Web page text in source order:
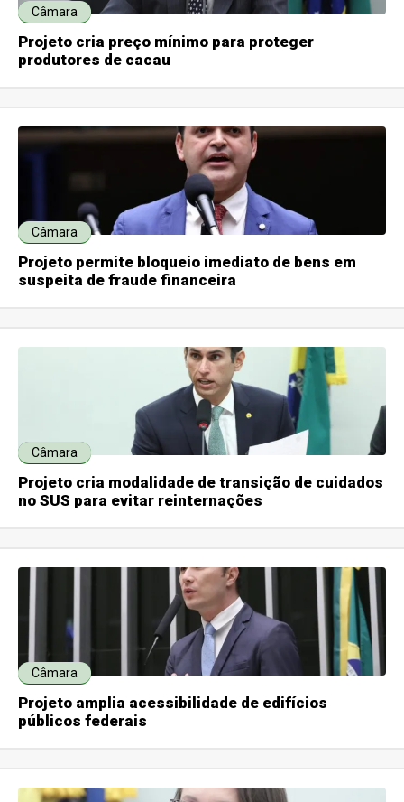
Câmara
Projeto cria preço mínimo para proteger
produtores de cacau
Câmara
Projeto permite bloqueio imediato de bens em
suspeita de fraude financeira
Câmara
Projeto cria modalidade de transição de cuidados
no SUS para evitar reinternações
Câmara
Projeto amplia acessibilidade de edifícios
públicos federais